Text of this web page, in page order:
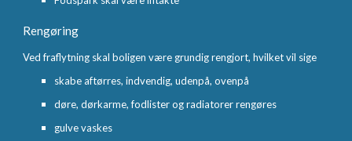
Rengøring
Ved fraflytning skal boligen være grundig rengjort, hvilket vil sige
skabe aftørres, indvendig, udenpå, ovenpå
døre, dørkarme, fodlister og radiatorer rengøres
gulve vaskes